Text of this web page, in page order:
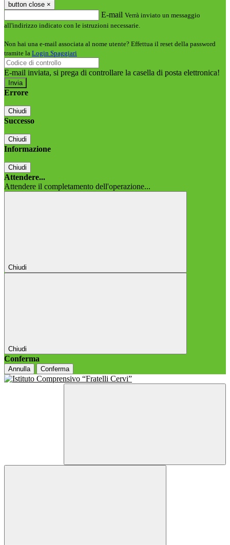
button close ×
E-mail Verrà inviato un messaggio
all'indirizzo indicato con le istruzioni necessarie.
Non hai una e-mail associata al nome utente? Effettua il reset della password
tramite la Login Spaggiari
E-mail inviata, si prega di controllare la casella di posta elettronica!
Errore
Chiudi
Successo
Chiudi
Informazione
Chiudi
Attendere...
Attendere il completamento dell'operazione...
Chiudi
Chiudi
Conferma
Annulla Conferma